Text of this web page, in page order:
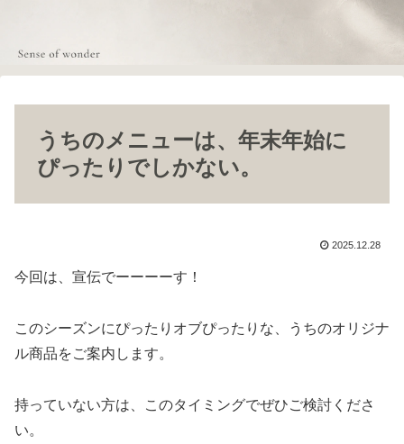
うちのメニューは、年末年始に
ぴったりでしかない。
2025.12.28
今回は、宣伝でーーーーす！
このシーズンにぴったりオブぴったりな、うちのオリジナ
ル商品をご案内します。
持っていない方は、このタイミングでぜひご検討くださ
い。